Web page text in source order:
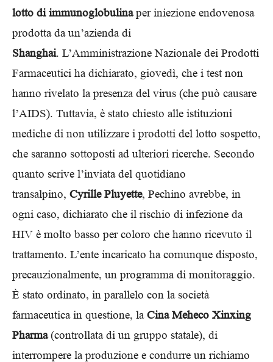
lotto di immunoglobulinaper iniezione endovenosa
prodotta da un’azienda di
Shanghai. L’Amministrazione Nazionale dei Prodotti
Farmaceutici ha dichiarato, giovedì, che i test non
hanno rivelato la presenza del virus (che può causare
l’AIDS). Tuttavia, è stato chiesto alle istituzioni
mediche di non utilizzare i prodotti del lotto sospetto,
che saranno sottoposti ad ulteriori ricerche. Secondo
quanto scrive l’inviata del quotidiano
transalpino, Cyrille Pluyette, Pechino avrebbe, in
ogni caso, dichiarato che il rischio di infezione da
HIV è molto basso per coloro che hanno ricevuto il
trattamento. L’ente incaricato ha comunque disposto,
precauzionalmente, un programma di monitoraggio.
È stato ordinato, in parallelo con la società
farmaceutica in questione, laCina Meheco Xinxing
Pharma(controllata di un gruppo statale), di
interrompere la produzione e condurre un richiamo